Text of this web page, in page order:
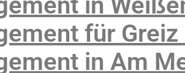
für
in Am